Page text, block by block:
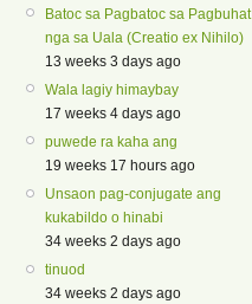
Batoc sa Pagbatoc sa Pagbuhat
nga sa Uala (Creatio ex Nihilo)
13 weeks 3 days ago
Wala lagiy himaybay
17 weeks 4 days ago
puwede ra kaha ang
19 weeks 17 hours ago
Unsaon pag-conjugate ang
kukabildo o hinabi
34 weeks 2 days ago
tinuod
34 weeks 2 days ago